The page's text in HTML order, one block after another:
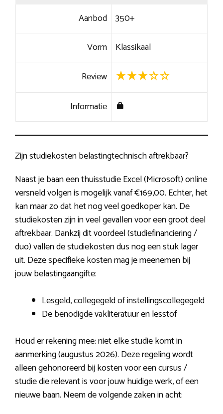
Aanbod 350+
Vorm Klassikaal
Review
Informatie
Zijn studiekosten belastingtechnisch aftrekbaar?
Naast je baan een thuisstudie Excel (Microsoft) online
versneld volgen is mogelijk vanaf €169,00. Echter, het
kan maar zo dat het nog veel goedkoper kan. De
studiekosten zijn in veel gevallen voor een groot deel
aftrekbaar. Dankzij dit voordeel (studiefinanciering /
duo) vallen de studiekosten dus nog een stuk lager
uit. Deze specifieke kosten mag je meenemen bij
jouw belastingaangifte:
Lesgeld, collegegeld of instellingscollegegeld
De benodigde vakliteratuur en lesstof
Houd er rekening mee: niet elke studie komt in
aanmerking (augustus 2026). Deze regeling wordt
alleen gehonoreerd bij kosten voor een cursus /
studie die relevant is voor jouw huidige werk, of een
nieuwe baan. Neem de volgende zaken in acht: